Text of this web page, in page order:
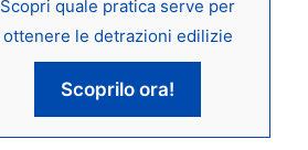
Scopri quale pratica serve per
ottenere le detrazioni edilizie
Scoprilo ora!